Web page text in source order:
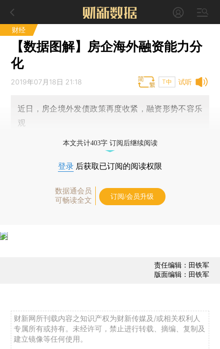
财经
【数据图解】房企海外融资能力分
化
试听
2019年07月18日 21:18 T中
近日，房企境外发债政策再度收紧，融资形势不容乐
观
本文共计403字 订阅后继续阅读
登录 后获取已订阅的阅读权限
数据通会员
可畅读全文
订阅/会员升级
责任编辑：田铁军
版面编辑：田铁军
财新网所刊载内容之知识产权为财新传媒及/或相关权利人
专属所有或持有。未经许可，禁止进行转载、摘编、复制及
建立镜像等任何使用。